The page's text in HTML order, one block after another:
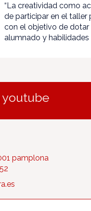
“La creatividad como
de participar en el taller
con el objetivo de dotar
alumnado y
pamplona